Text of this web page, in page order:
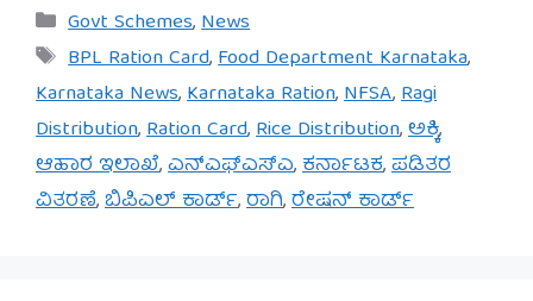
Categories
Govt Schemes,News
Tags
BPL Ration Card,Food Department Karnataka,
Karnataka News,Karnataka Ration,NFSA,Ragi
Distribution,Ration Card,Rice Distribution,ಅಕ್ಕಿ,
ಆಹಾರ ಇಲಾಖೆ,ಎನ್‌ಎಫ್‌ಎಸ್‌ಎ,ಕರ್ನಾಟಕ,ಪಡಿತರ
ವಿತರಣೆ,ಬಿಪಿಎಲ್ ಕಾರ್ಡ್,ರಾಗಿ,ರೇಷನ್ ಕಾರ್ಡ್